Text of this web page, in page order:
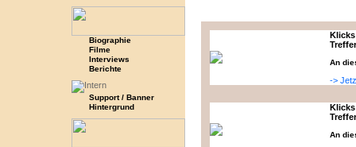
Biographie
Filme
Interviews
Berichte
Support / Banner
Hintergrund
An
->
An